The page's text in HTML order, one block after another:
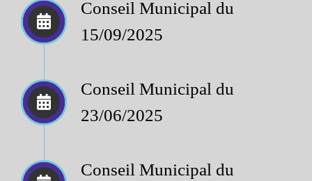
Conseil Municipal du
15/09/2025
Conseil Municipal du
23/06/2025
Conseil Municipal du